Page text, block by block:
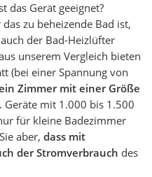
das Gerät geeignet?
zu beheizende Bad ist,
der Bad-Heizlüfter
unserem Vergleich bieten
(bei einer Spannung von
Zimmer mit einer Größe
Geräte mit 1.000 bis 1.500
für kleine Badezimmer
aber, dass mit
der Stromverbrauch des